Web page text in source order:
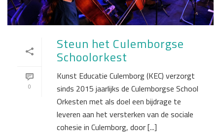
0
Steun het Culemborgse
Schoolorkest
Kunst Educatie Culemborg (KEC) verzorgt
sinds 2015 jaarlijks de Culemborgse School
Orkesten met als doel een bijdrage te
leveren aan het versterken van de sociale
cohesie in Culemborg, door [...]